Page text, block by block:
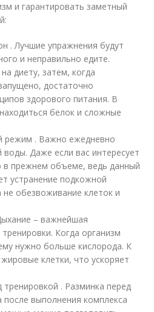
и гарантировать заметный
. Лучшие упражнения будут
и неправильно едите.
диету, затем, когда
достаточно
здорового питания. В
белок и сложные
режим . Важно ежедневно
воды. Даже если вас интересует
в прежнем объеме, ведь данный
устранение подкожной
обезвоживание клеток и
– важнейшая
Когда организм
нужно больше кислорода. К
клетки, что ускоряет
тренировкой . Разминка перед
после выполнения комплекса